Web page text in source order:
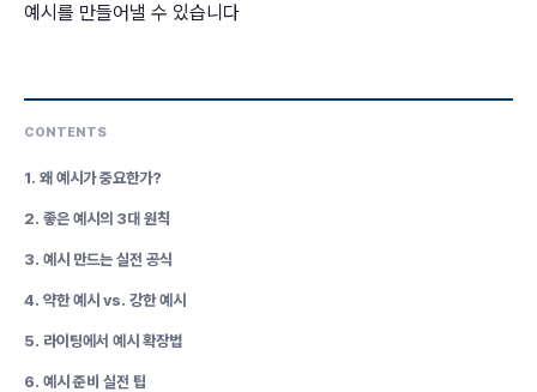
CONTENTS
1. 왜 예시가 중요한가?
2. 좋은 예시의 3대 원칙
3. 예시 만드는 실전 공식
4. 약한 예시 vs. 강한 예시
5. 라이팅에서 예시 확장법
6. 예시 준비 실전 팁
예시를 만들어낼 수 있습니다